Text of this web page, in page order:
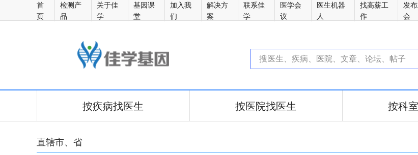
首
页
检测产
品
关于佳
学
基因课
堂
加入我
们
解决方
案
联系佳
学
医学会
议
医生机器
人
找高薪工
作
发
会
按疾病找医生 按医院找医生 按科
直辖市、省